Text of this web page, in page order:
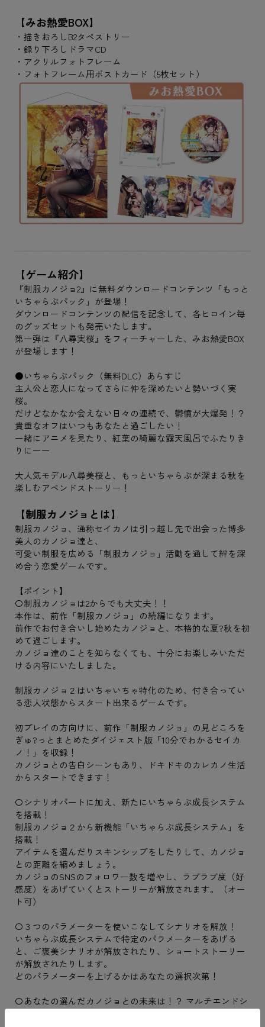
【みお熱愛BOX】
・描きおろしB2タペストリー
・録り下ろしドラマCD
・アクリルフォトフレーム
・フォトフレーム用ポストカード（5枚セット）
【ゲーム紹介】
『制服カノジョ2』に無料ダウンロードコンテンツ「もっと
いちゃらぶパック」が登場！
ダウンロードコンテンツの配信を記念して、各ヒロイン毎
のグッズセットも発売いたします。
第一弾は『八尋実桜』をフィーチャーした、みお熱愛BOX
が登場します！
●いちゃらぶパック（無料DLC）あらすじ
主人公と恋人になってさらに仲を深めたいと勢いづく実
桜。
だけどなかなか会えない日々の連続で、鬱憤が大爆発！？
貴重なオフはいつもあなたと過ごしたい！
一緒にアニメを見たり、紅葉の綺麗な露天風呂でふたりき
りにーー
大人気モデル八尋美桜と、もっといちゃらぶが深まる秋を
楽しむアペンドストーリー！
【制服カノジョとは】
制服カノジョ、通称セイカノは引っ越し先で出会った博多
美人のカノジョ達と、
可愛い制服を広める「制服カノジョ」活動を通して絆を深
め合う恋愛ゲームです。
【ポイント】
〇制服カノジョは2からでも大丈夫！！
本作は、前作「制服カノジョ」の続編になります。
前作でお付き合いし始めたカノジョと、本格的な夏?秋を初
めて過ごします。
カノジョ達のことを知らなくても、十分にお楽しみいただ
ける内容にいたしました。
制服カノジョ２はいちゃいちゃ特化のため、付き合ってい
る恋人状態からスタート出来るゲームです。
初プレイの方向けに、前作「制服カノジョ」の見どころを
ぎゅ?っとまとめたダイジェスト版「10分でわかるセイカ
ノ！」を収録！
カノジョとの告白シーンもあり、ドキドキのカレカノ生活
からスタートできます！
〇シナリオパートに加え、新たにいちゃらぶ成長システム
を搭載！
制服カノジョ２から新機能「いちゃらぶ成長システム」を
搭載！
アイテムを選んだりスキンシップをしたりして、カノジョ
との距離を縮めましょう。
カノジョのSNSのフォロワー数を増やし、ラブラブ度（好
感度）をあげていくとストーリーが解放されます。（オー
ト可）
〇３つのパラメーターを使いこなしてシナリオを解放！
いちゃらぶ成長システムで特定のパラメーターをあげる
と、ご褒美シナリオが解放されたり、ショートストーリー
が解放されたりします。
どのパラメーターを上げるかはあなたの選択次第！
〇あなたの選んだカノジョとの未来は！？ マルチエンドシ
ナリオを楽しもう！